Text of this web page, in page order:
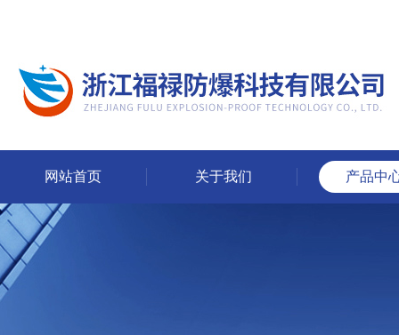
网站首页 关于我们 产品中